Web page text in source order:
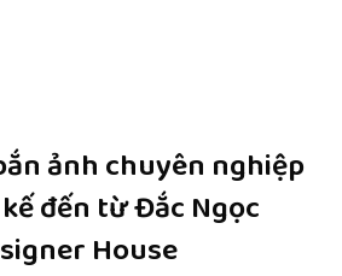
ảnh chuyên nghiệp
đến từ Đắc Ngọc
House